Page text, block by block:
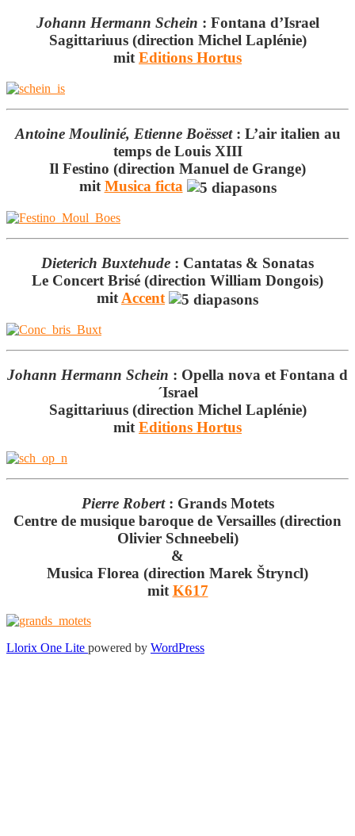
Johann Hermann Schein : Fontana d’Israel
Sagittariuus (direction Michel Laplénie)
mitEditions Hortus
Antoine Moulinié, Etienne Boësset: L’air italien au
temps de Louis XIII
Il Festino (direction Manuel de Grange)
mit Musica ficta
Dieterich Buxtehude : Cantatas & Sonatas
Le Concert Brisé (direction William Dongois)
mit Accent
Johann Hermann Schein : Opella nova et Fontana d
´Israel
Sagittariuus (direction Michel Laplénie)
mit Editions Hortus
Pierre Robert: Grands Motets
Centre de musique baroque de Versailles (direction
Olivier Schneebeli)
&
Musica Florea (direction Marek Štryncl)
mit K617
Secondary
Llorix One Lite powered by WordPress